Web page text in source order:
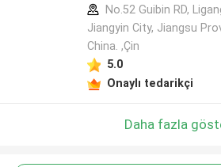
No.52 Guibin RD,
Jiangyin City, Jiangsu
China. ,Çin
5.0
Onaylı tedarikçi
Daha fazla